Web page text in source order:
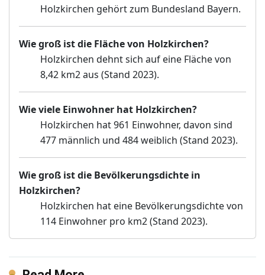
Holzkirchen gehört zum Bundesland Bayern.
Wie groß ist die Fläche von Holzkirchen?
Holzkirchen dehnt sich auf eine Fläche von
8,42 km2 aus (Stand 2023).
Wie viele Einwohner hat Holzkirchen?
Holzkirchen hat 961 Einwohner, davon sind
477 männlich und 484 weiblich (Stand 2023).
Wie groß ist die Bevölkerungsdichte in
Holzkirchen?
Holzkirchen hat eine Bevölkerungsdichte von
114 Einwohner pro km2 (Stand 2023).